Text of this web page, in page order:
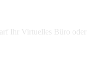
Ihr Virtuelles Büro oder